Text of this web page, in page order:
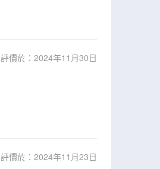
評價於：2024年11月30日
評價於：2024年11月23日